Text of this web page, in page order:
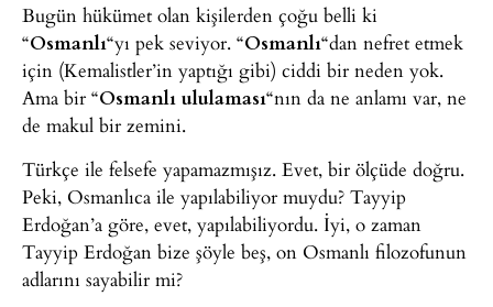
Bugün hükümet olan kişilerden çoğu belli ki
“Osmanlı“yı pek seviyor. “Osmanlı“dan nefret etmek
için (Kemalistler’in yaptığı gibi) ciddi bir neden yok.
Ama bir “Osmanlı ululaması“nın da ne anlamı var, ne
de makul bir zemini.
Türkçe ile felsefe yapamazmışız. Evet, bir ölçüde doğru.
Peki, Osmanlıca ile yapılabiliyor muydu? Tayyip
Erdoğan’a göre, evet, yapılabiliyordu. İyi, o zaman
Tayyip Erdoğan bize şöyle beş, on Osmanlı filozofunun
adlarını sayabilir mi?